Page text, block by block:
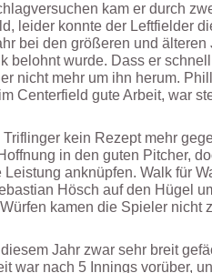
kam er durch
leider konnte der Leftfielder
bei den größeren und
belohnt wurde. Dass er
nicht mehr um ihn herum.
Centerfield gute Arbeit, war
kein Rezept mehr
in den guten Pitcher,
Leistung anknüpfen. Walk für
Hösch auf den Hügel
kamen die Spieler
Jahr zwar sehr breit
war nach 5 Innings vorüber,